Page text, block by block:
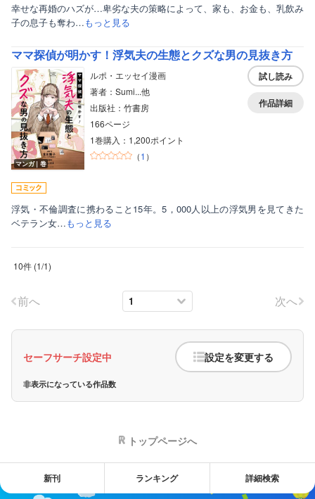
幸せな再婚のハズが…卑劣な夫の策略によって、家も、お金も、乳飲み
子の息子も奪わ…もっと見る
ママ探偵が明かす！浮気夫の生態とクズな男の見抜き方
マンガ｜巻
ルポ・エッセイ漫画
著者：Sumi...他
出版社：竹書房
166ページ
1巻購入：1,200ポイント
（1 ）
試し読み
作品詳細
浮気・不倫調査に携わること15年。5，000人以上の浮気男を見てきた
ベテラン女…もっと見る
10件 (1/1)
前へ 次へ
セーフサーチ設定中 設定を変更する
非表示になっている作品数
トップページへ
新刊 ランキング 詳細検索